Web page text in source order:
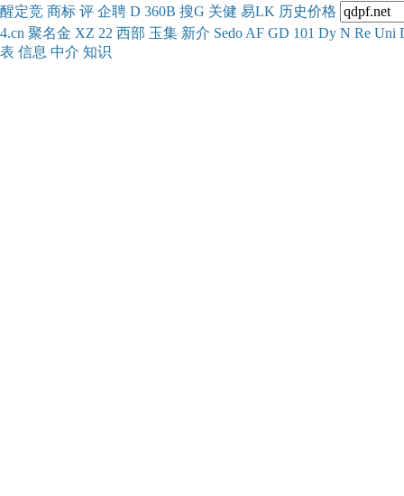
醒定竞 商标 评 企聘 D 360B 搜G 关健 易LK 历史价格
4.cn 聚名金 XZ 22 西部 玉集 新介 Sedo AF GD 101 Dy N Re Uni
表 信息 中介 知识